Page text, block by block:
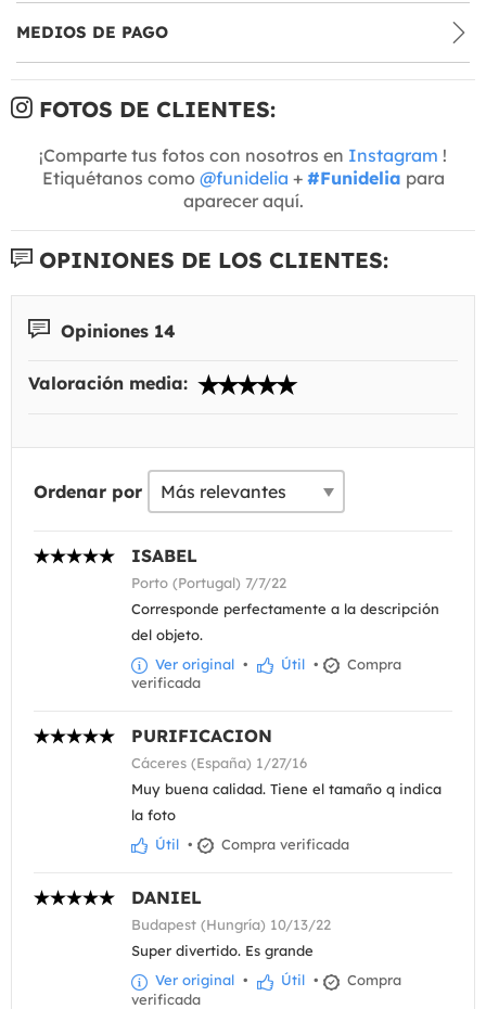
MEDIOS DE PAGO
FOTOS DE CLIENTES:
¡Comparte tus fotos con nosotros en Instagram !
Etiquétanos como @funidelia + #Funidelia para
aparecer aquí.
OPINIONES DE LOS CLIENTES:
Opiniones 14
Valoración media:
Ordenar por
ISABEL
Porto (Portugal) 7/7/22
Corresponde perfectamente a la descripción
del objeto.
Ver original • Útil •
Compra
verificada
PURIFICACION
Cáceres (España) 1/27/16
Muy buena calidad. Tiene el tamaño q indica
la foto
Útil • Compra verificada
DANIEL
Budapest (Hungría) 10/13/22
Super divertido. Es grande
Ver original • Útil •
Compra
verificada